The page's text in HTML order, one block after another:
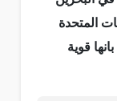
المتحدة
قوية